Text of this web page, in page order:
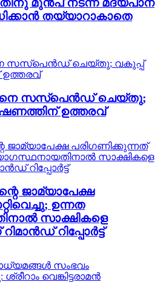
തയ്യാറാകാതെ
സസ്‌പെന്‍ഡ് ചെയ്തു;
ഉത്തരവ്
ജാമ്യാപേക്ഷ
ഉന്നത
സാക്ഷികളെ
റിപ്പോര്‍ട്ട്